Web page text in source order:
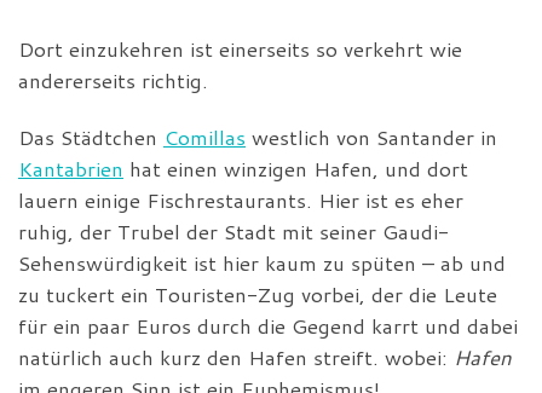
Dort einzukehren ist einerseits so verkehrt wie
andererseits richtig.
Das Städtchen Comillas westlich von Santander in
Kantabrien hat einen winzigen Hafen, und dort
lauern einige Fischrestaurants. Hier ist es eher
ruhig, der Trubel der Stadt mit seiner Gaudi-
Sehenswürdigkeit ist hier kaum zu spüten – ab und
zu tuckert ein Touristen-Zug vorbei, der die Leute
für ein paar Euros durch die Gegend karrt und dabei
natürlich auch kurz den Hafen streift. wobei: Hafen